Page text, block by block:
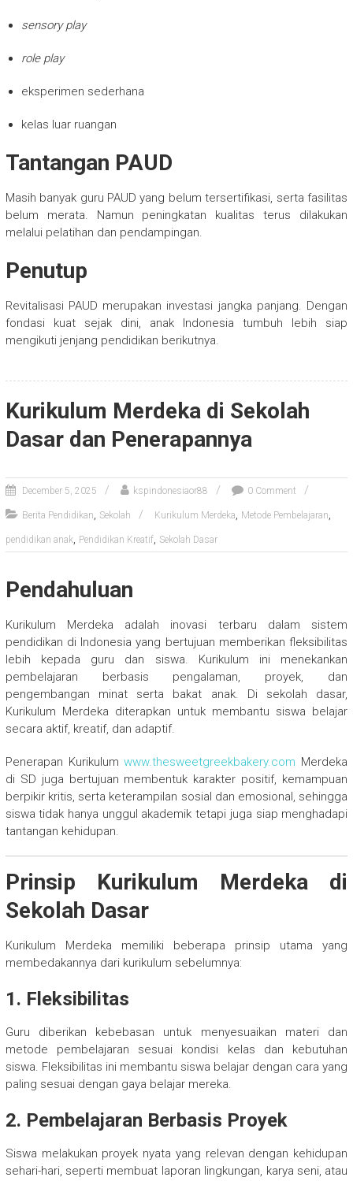
sensory play
role play
eksperimen sederhana
kelas luar ruangan
Tantangan PAUD
Masih banyak guru PAUD yang belum tersertifikasi, serta fasilitas
belum merata. Namun peningkatan kualitas terus dilakukan
melalui pelatihan dan pendampingan.
Penutup
Revitalisasi PAUD merupakan investasi jangka panjang. Dengan
fondasi kuat sejak dini, anak Indonesia tumbuh lebih siap
mengikuti jenjang pendidikan berikutnya.
Kurikulum Merdeka di Sekolah
Dasar dan Penerapannya
December 5, 2025 kspindonesiaor88 0 Comment
Berita Pendidikan, Sekolah Kurikulum Merdeka, Metode Pembelajaran,
pendidikan anak, Pendidikan Kreatif, Sekolah Dasar
Pendahuluan
Kurikulum Merdeka adalah inovasi terbaru dalam sistem
pendidikan di Indonesia yang bertujuan memberikan fleksibilitas
lebih kepada guru dan siswa. Kurikulum ini menekankan
pembelajaran berbasis pengalaman, proyek, dan
pengembangan minat serta bakat anak. Di sekolah dasar,
Kurikulum Merdeka diterapkan untuk membantu siswa belajar
secara aktif, kreatif, dan adaptif.
Penerapan Kurikulumwww.thesweetgreekbakery.com Merdeka
di SD juga bertujuan membentuk karakter positif, kemampuan
berpikir kritis, serta keterampilan sosial dan emosional, sehingga
siswa tidak hanya unggul akademik tetapi juga siap menghadapi
tantangan kehidupan.
Prinsip Kurikulum Merdeka di
Sekolah Dasar
Kurikulum Merdeka memiliki beberapa prinsip utama yang
membedakannya dari kurikulum sebelumnya:
1. Fleksibilitas
Guru diberikan kebebasan untuk menyesuaikan materi dan
metode pembelajaran sesuai kondisi kelas dan kebutuhan
siswa. Fleksibilitas ini membantu siswa belajar dengan cara yang
paling sesuai dengan gaya belajar mereka.
2. Pembelajaran Berbasis Proyek
Siswa melakukan proyek nyata yang relevan dengan kehidupan
sehari-hari, seperti membuat laporan lingkungan, karya seni, atau